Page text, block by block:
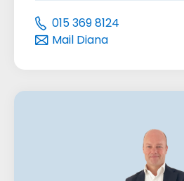
015 369 8124
Mail Diana